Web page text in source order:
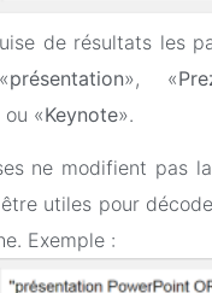
de résultats les
présentation», «
ou «Keynote».
ne modifient pas
utiles pour
Exemple :